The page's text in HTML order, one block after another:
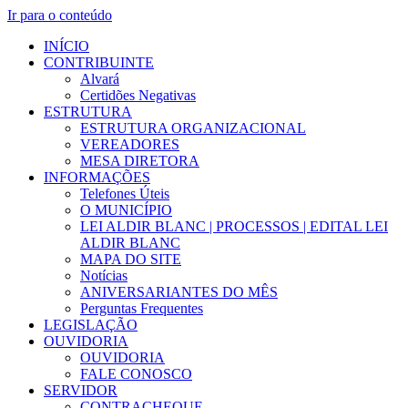
Ir para o conteúdo
INÍCIO
CONTRIBUINTE
Alvará
Certidões Negativas
ESTRUTURA
ESTRUTURA ORGANIZACIONAL
VEREADORES
MESA DIRETORA
INFORMAÇÕES
Telefones Úteis
O MUNICÍPIO
LEI ALDIR BLANC | PROCESSOS | EDITAL LEI
ALDIR BLANC
MAPA DO SITE
Notícias
ANIVERSARIANTES DO MÊS
Perguntas Frequentes
LEGISLAÇÃO
OUVIDORIA
OUVIDORIA
FALE CONOSCO
SERVIDOR